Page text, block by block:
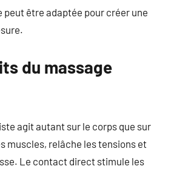
peut être adaptée pour créer une
du massage
agit autant sur le corps que sur
muscles, relâche les tensions et
Le contact direct stimule les